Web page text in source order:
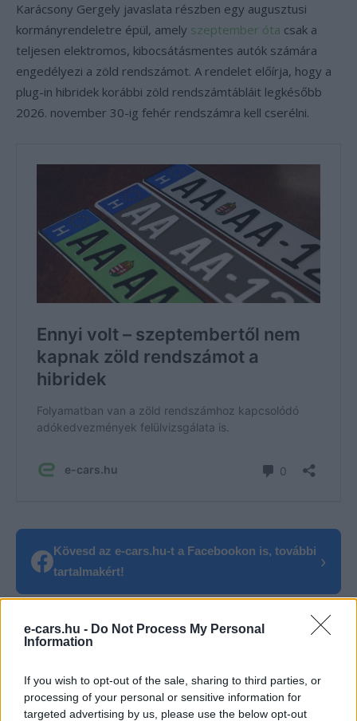
e-cars.hu - Do Not Process My Personal
Information
If you wish to opt-out of the sale, sharing to third parties, or
processing of your personal or sensitive information for
targeted advertising by us, please use the below opt-out
Karácsony Gergely javaslata részben egy augusztusi
kormányrendeletre épül, amely szeptember óta csak a
teljesen elektromos, kibocsátásmentes autók számára
engedélyezi a zöld rendszámot. A rendelet előírja, hogy a
plug-in hibridek korábbi zöld rendszámtábláit legkésőbb
2026. november 30-ig fehér rendszámra kell cserélni.
Kövesd az e-cars.hu-t a Facebookon is, további
tartalmakért!
›
CÍMKÉK Budapest e-mobilitás
Elektromobilitás